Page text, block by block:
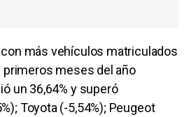
más vehículos matriculados
meses del año
un 36,64% y superó
Toyota (-5,54%); Peugeot